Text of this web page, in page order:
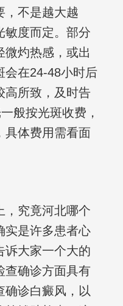
，不是越大越
敏度而定。部分
微灼热感，或出
会在24-48小时后
高所致，及时告
般按光斑收费，
具体费用需看面
，究竟河北哪个
实是许多患者心
诉大家一个大的
查确诊方面具有
确诊白癜风，以